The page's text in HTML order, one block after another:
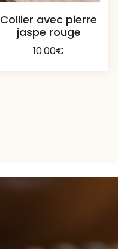
Collier avec pierre
jaspe rouge
10.00€